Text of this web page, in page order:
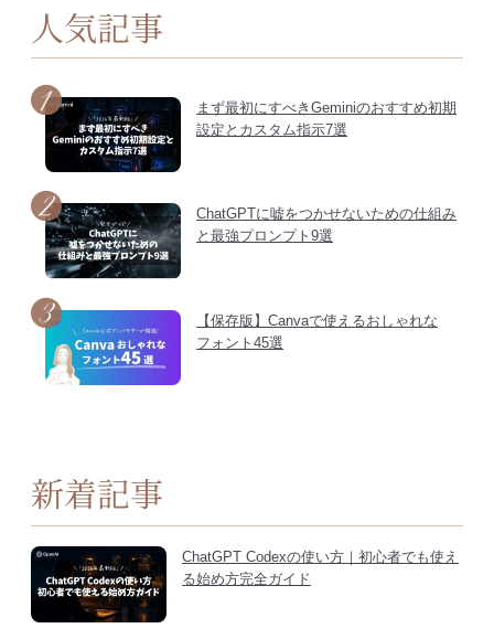
人気記事
まず最初にすべきGeminiのおすすめ初期
設定とカスタム指示7選
ChatGPTに嘘をつかせないための仕組み
と最強プロンプト9選
【保存版】Canvaで使えるおしゃれな
フォント45選
新着記事
ChatGPT Codexの使い方｜初心者でも使え
る始め方完全ガイド